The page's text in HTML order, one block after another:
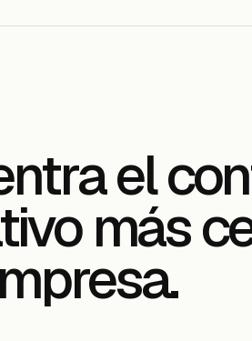
el
más